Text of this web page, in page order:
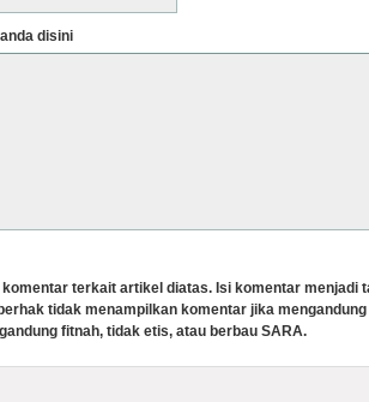
disini
terkait artikel diatas. Isi komentar menjadi
tidak menampilkan komentar jika
fitnah, tidak etis, atau berbau SARA.